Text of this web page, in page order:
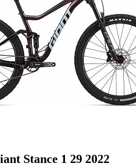
Stance 1 29 2022